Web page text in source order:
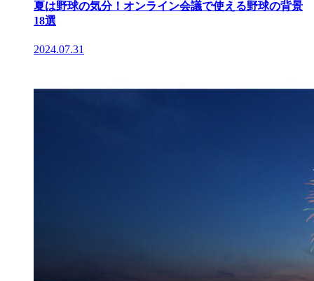
夏は野球の気分！オンライン会議で使える野球の背景
18選
2024.07.31